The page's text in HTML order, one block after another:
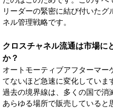
リーダーの緊密に結び付いたグ
ネル管理戦略です。
クロスチャネル流通は市場に
か？
オートモーティブアフターマー
てないほど急速に変化していま
過去の境界線は、多くの国で消
あらゆる場所で販売していると